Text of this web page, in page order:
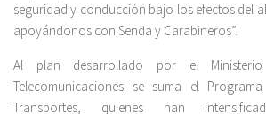
seguridad y conducción bajo los efectos del
apoyándonos con Senda y Carabineros”.
Al plan desarrollado por el
Telecomunicaciones se suma el
Transportes, quienes han